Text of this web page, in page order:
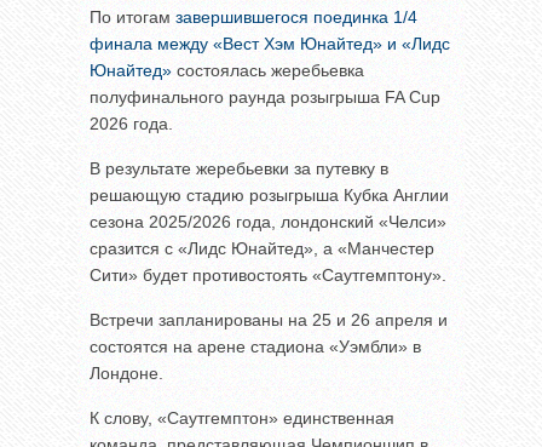
По итогам завершившегося поединка 1/4
финала между «Вест Хэм Юнайтед» и «Лидс
Юнайтед» состоялась жеребьевка
полуфинального раунда розыгрыша FA Cup
2026 года.
В результате жеребьевки за путевку в
решающую стадию розыгрыша Кубка Англии
сезона 2025/2026 года, лондонский «Челси»
сразится с «Лидс Юнайтед», а «Манчестер
Сити» будет противостоять «Саутгемптону».
Встречи запланированы на 25 и 26 апреля и
состоятся на арене стадиона «Уэмбли» в
Лондоне.
К слову, «Саутгемптон» единственная